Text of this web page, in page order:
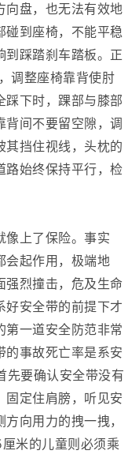
向盘，也无法有效地
碰到座椅，不能平稳
到踩踏刹车踏板。正
调整座椅靠背使肘
踩下时，踝部与膝部
背间不要留空隙，调
其挡住视线，头枕的
路始终保持平行，检
上了保险。事实
会起作用，极端地
强烈撞击，危及生命
好安全带的前提下才
第一道安全防范非常
的事故死亡率是系安
先要确认安全带没有
固定住肩膀，听见安
向用力的拽一拽，
米的儿童则必须乘